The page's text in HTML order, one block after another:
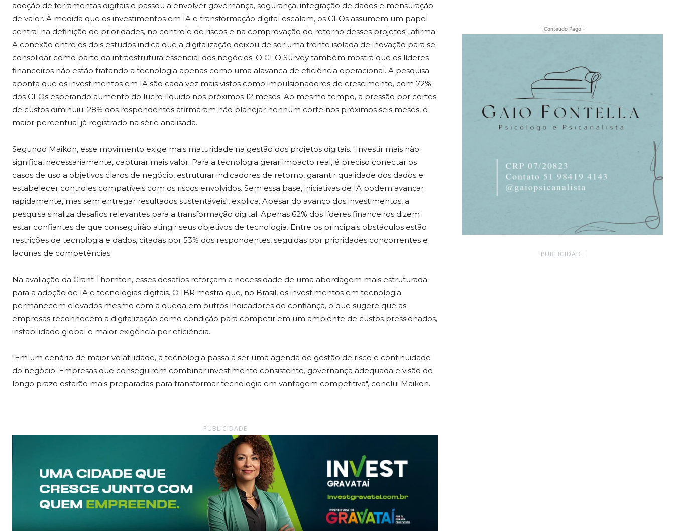
adoção de ferramentas digitais e passou a envolver governança, segurança, integração de dados e mensuração
de valor. À medida que os investimentos em IA e transformação digital escalam, os CFOs assumem um papel
central na definição de prioridades, no controle de riscos e na comprovação do retorno desses projetos", afirma.
A conexão entre os dois estudos indica que a digitalização deixou de ser uma frente isolada de inovação para se
consolidar como parte da infraestrutura essencial dos negócios. O CFO Survey também mostra que os líderes
financeiros não estão tratando a tecnologia apenas como uma alavanca de eficiência operacional. A pesquisa
aponta que os investimentos em IA são cada vez mais vistos como impulsionadores de crescimento, com 72%
dos CFOs esperando aumento do lucro líquido nos próximos 12 meses. Ao mesmo tempo, a pressão por cortes
de custos diminuiu: 28% dos respondentes afirmaram não planejar nenhum corte nos próximos seis meses, o
maior percentual já registrado na série analisada.
Segundo Maikon, esse movimento exige mais maturidade na gestão dos projetos digitais. "Investir mais não
significa, necessariamente, capturar mais valor. Para a tecnologia gerar impacto real, é preciso conectar os
casos de uso a objetivos claros de negócio, estruturar indicadores de retorno, garantir qualidade dos dados e
estabelecer controles compatíveis com os riscos envolvidos. Sem essa base, iniciativas de IA podem avançar
rapidamente, mas sem entregar resultados sustentáveis", explica. Apesar do avanço dos investimentos, a
pesquisa sinaliza desafios relevantes para a transformação digital. Apenas 62% dos líderes financeiros dizem
estar confiantes de que conseguirão atingir seus objetivos de tecnologia. Entre os principais obstáculos estão
restrições de tecnologia e dados, citadas por 53% dos respondentes, seguidas por prioridades concorrentes e
lacunas de competências.
Na avaliação da Grant Thornton, esses desafios reforçam a necessidade de uma abordagem mais estruturada
para a adoção de IA e tecnologias digitais. O IBR mostra que, no Brasil, os investimentos em tecnologia
permanecem elevados mesmo com a queda em outros indicadores de confiança, o que sugere que as
empresas reconhecem a digitalização como condição para competir em um ambiente de custos pressionados,
instabilidade global e maior exigência por eficiência.
"Em um cenário de maior volatilidade, a tecnologia passa a ser uma agenda de gestão de risco e continuidade
do negócio. Empresas que conseguirem combinar investimento consistente, governança adequada e visão de
longo prazo estarão mais preparadas para transformar tecnologia em vantagem competitiva", conclui Maikon.
PUBLICIDADE
- Conteúdo Pago -
PUBLICIDADE